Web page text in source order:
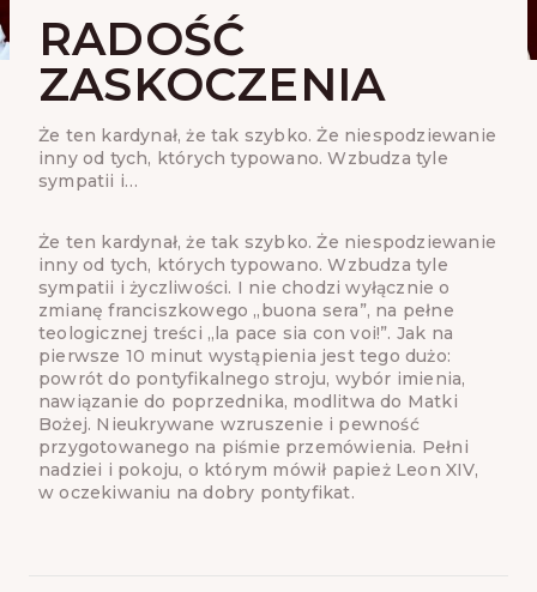
RADOŚĆ
ZASKOCZENIA
Że ten kardynał, że tak szybko. Że niespodziewanie
inny od tych, których typowano. Wzbudza tyle
sympatii i…
Że ten kardynał, że tak szybko. Że niespodziewanie
inny od tych, których typowano. Wzbudza tyle
sympatii i życzliwości. I nie chodzi wyłącznie o
zmianę franciszkowego „buona sera”, na pełne
teologicznej treści „la pace sia con voi!”. Jak na
pierwsze 10 minut wystąpienia jest tego dużo:
powrót do pontyfikalnego stroju, wybór imienia,
nawiązanie do poprzednika, modlitwa do Matki
Bożej. Nieukrywane wzruszenie i pewność
przygotowanego na piśmie przemówienia. Pełni
nadziei i pokoju, o którym mówił papież Leon XIV,
w oczekiwaniu na dobry pontyfikat.